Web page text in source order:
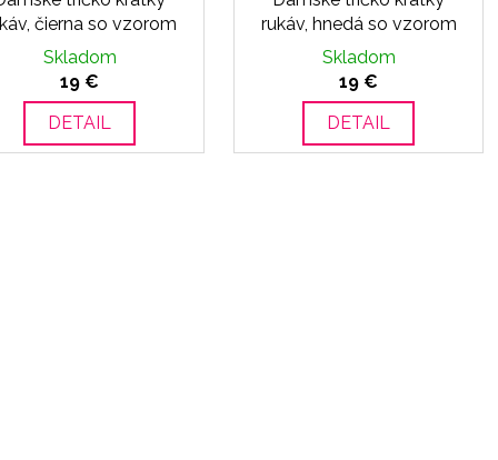
čierna so vzorom
Skladom
19 €
DETAIL
rukáv, hnedá so vzorom
Skladom
19 €
DETAIL